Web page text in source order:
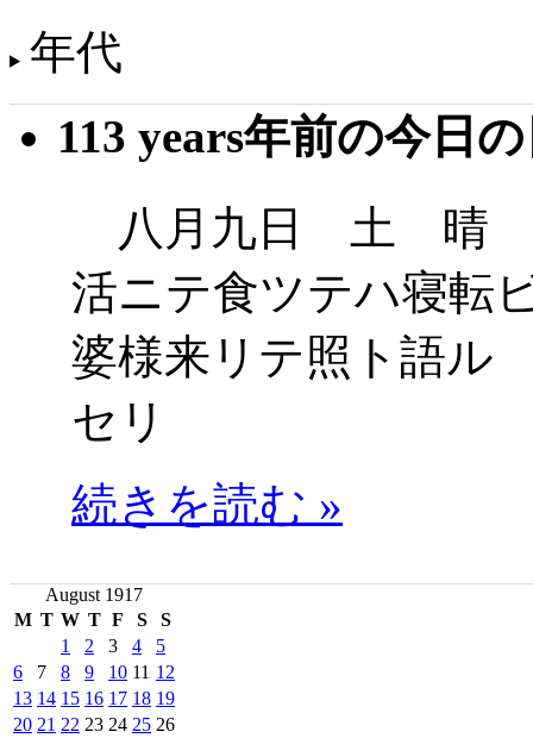
年代
113 years年前の今日
八月九日 土 晴
活ニテ食ツテハ寝転
婆様来リテ照ト語ル
セリ
続きを読む »
August 1917
M T W T F S S
1 2 3 4
5
6
7 8 9 10 11 12
13 14 15 16 17 18 19
20 21 22 23 24 25 26